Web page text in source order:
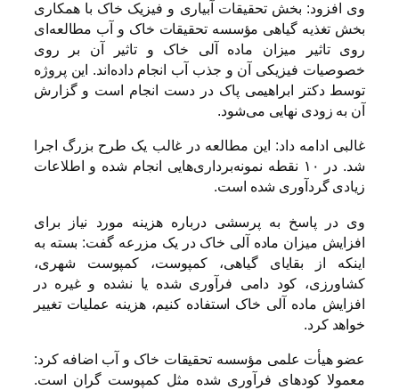
وی افزود: بخش تحقیقات آبیاری و فیزیک خاک با همکاری
بخش تغذیه گیاهی مؤسسه تحقیقات خاک و آب مطالعه‌ای
روی تاثیر میزان ماده آلی خاک و تاثیر آن بر روی
خصوصیات فیزیکی آن و جذب آب انجام داده‌اند. این پروژه
توسط دکتر ابراهیمی پاک در دست انجام است و گزارش
آن به زودی نهایی می‌شود.
غالبی ادامه داد: این مطالعه در غالب یک طرح بزرگ اجرا
شد. در ۱۰ نقطه نمونه‌برداری‌هایی انجام شده و اطلاعات
زیادی گردآوری شده است.
وی در پاسخ به پرسشی درباره هزینه‌ مورد نیاز برای
افزایش میزان ماده آلی خاک در یک مزرعه گفت: بسته به
اینکه از بقایای گیاهی، کمپوست، کمپوست شهری،
کشاورزی، کود دامی فرآوری شده یا نشده و غیره در
افزایش ماده آلی خاک استفاده کنیم، هزینه عملیات تغییر
خواهد کرد.
عضو هیأت علمی مؤسسه تحقیقات خاک و آب اضافه کرد:
معمولا کودهای فرآوری شده مثل کمپوست گران است.